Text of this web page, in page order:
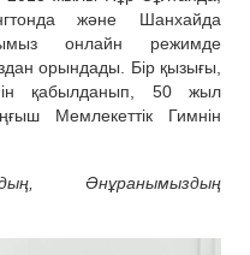
және Шанхайда
онлайн режимде
орындады. Бір қызығы,
қабылданып, 50 жыл
Мемлекеттік Гимнін
Әнұранымыздың